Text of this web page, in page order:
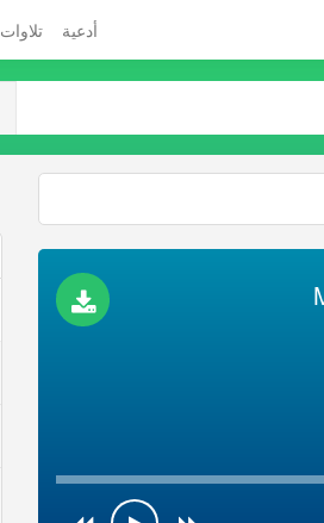
أدعية تلاوات